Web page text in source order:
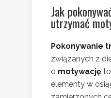
Jak
utrzymać
Pokonywanie
związanych z
o motywację
elementy w